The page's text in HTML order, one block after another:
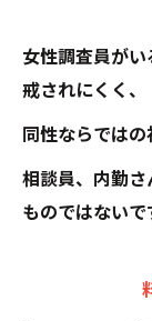
女性調査員が
戒されにくく、
同性ならではの
相談員、内勤
ものではないで